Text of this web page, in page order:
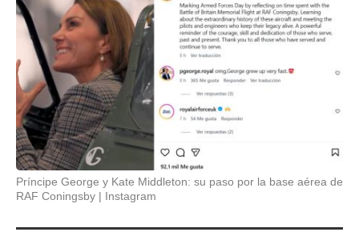
Príncipe George y Kate Middleton: su paso por la base aérea de
RAF Coningsby
Instagram